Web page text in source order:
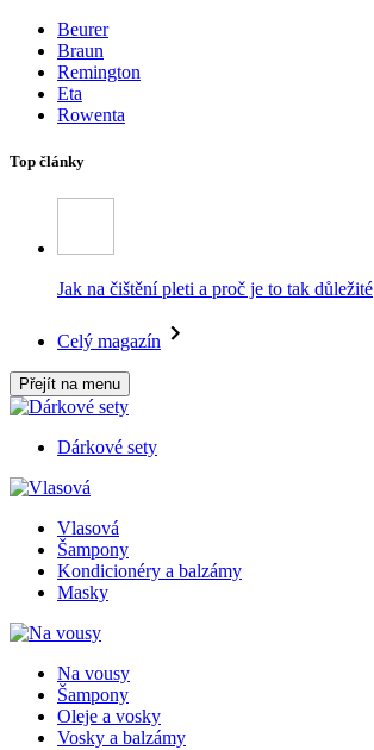
Beurer
Braun
Remington
Eta
Rowenta
Top články
Jak na čištění pleti a proč je to tak důležité
Celý magazín
Přejít na menu
Dárkové sety
Vlasová
Šampony
Kondicionéry a balzámy
Masky
Na vousy
Šampony
Oleje a vosky
Vosky a balzámy